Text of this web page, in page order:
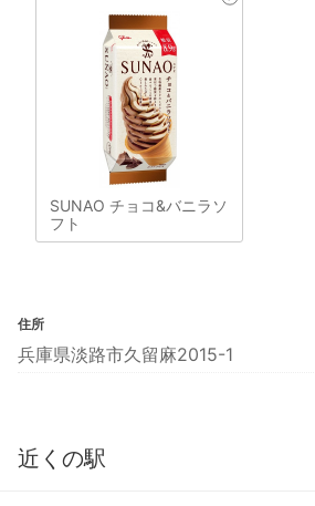
SUNAO チョコ&バニラソ
フト
住所
兵庫県淡路市久留麻2015-1
近くの駅